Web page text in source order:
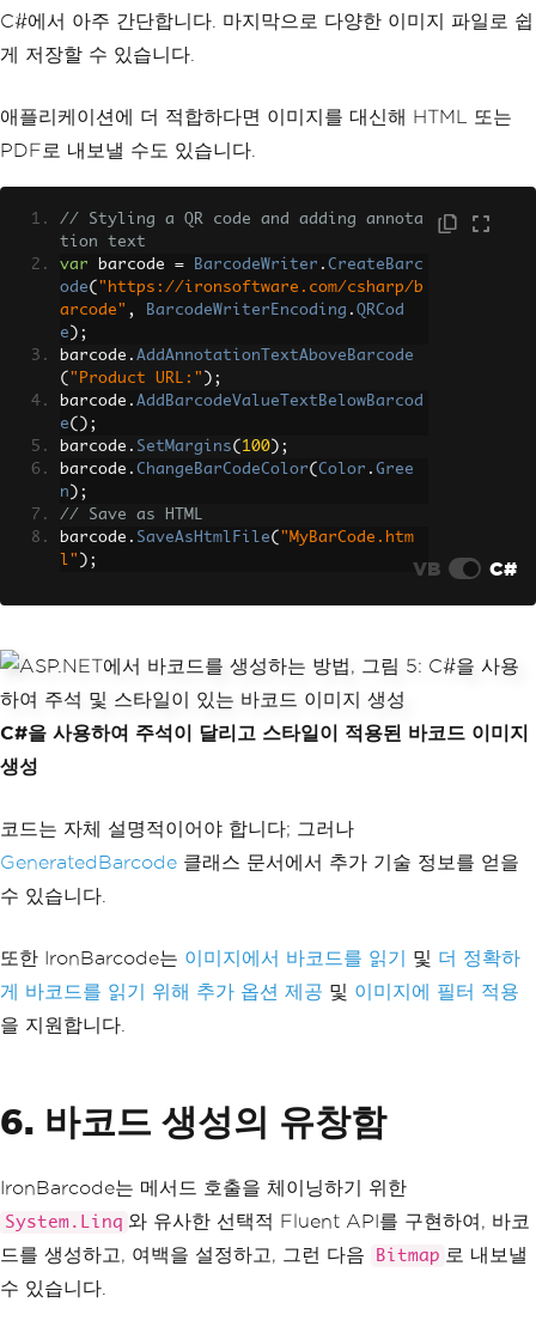
C#에서 아주 간단합니다. 마지막으로 다양한 이미지 파일로 쉽
게 저장할 수 있습니다.
애플리케이션에 더 적합하다면 이미지를 대신해 HTML 또는
PDF로 내보낼 수도 있습니다.
// Styling a QR code and adding annota
tion text
var barcode = BarcodeWriter . CreateBarc
ode( "https://ironsoftware.com/csharp/b
arcode" , BarcodeWriterEncoding . QRCod
e );
barcode . AddAnnotationTextAboveBarcode
( "Product URL:" );
barcode . AddBarcodeValueTextBelowBarcod
e();
barcode . SetMargins( 100 );
barcode . ChangeBarCodeColor( Color . Gree
n );
// Save as HTML
barcode . SaveAsHtmlFile( "MyBarCode.htm
l" ); VB C#
C#을 사용하여 주석이 달리고 스타일이 적용된 바코드 이미지
생성
코드는 자체 설명적이어야 합니다; 그러나
GeneratedBarcode 클래스 문서에서 추가 기술 정보를 얻을
수 있습니다.
또한 IronBarcode는 이미지에서 바코드를 읽기 및 더 정확하
게 바코드를 읽기 위해 추가 옵션 제공 및 이미지에 필터 적용
을 지원합니다.
6. 바코드 생성의 유창함
IronBarcode는 메서드 호출을 체이닝하기 위한
System.Linq 와 유사한 선택적 Fluent API를 구현하여, 바코
드를 생성하고, 여백을 설정하고, 그런 다음
Bitmap 로 내보낼
수 있습니다.